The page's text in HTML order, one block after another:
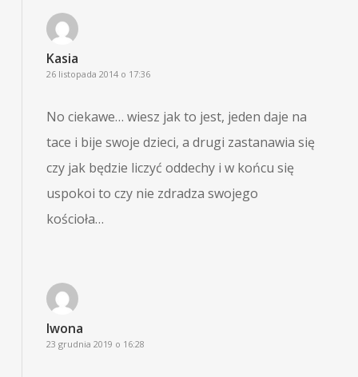
Kasia
26 listopada 2014 o 17:36
No ciekawe… wiesz jak to jest, jeden daje na
tace i bije swoje dzieci, a drugi zastanawia się
czy jak będzie liczyć oddechy i w końcu się
uspokoi to czy nie zdradza swojego
kościoła…
Iwona
23 grudnia 2019 o 16:28